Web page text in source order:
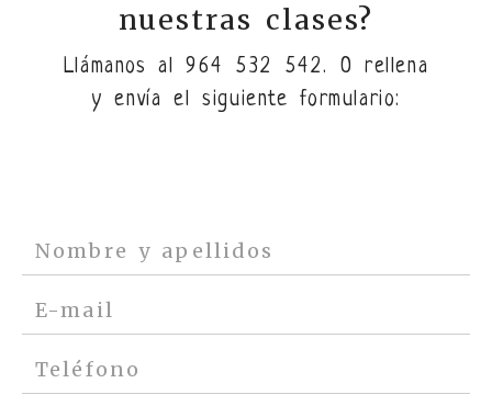
nuestras clases?
Llámanos al964 532 542. O rellena
y envía el siguiente formulario: